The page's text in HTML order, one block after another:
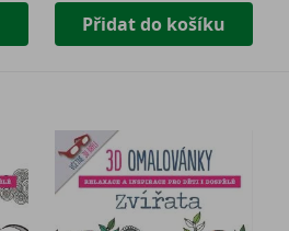
Přidat do košíku